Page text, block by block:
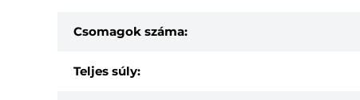
Csomagok száma:
Teljes súly: